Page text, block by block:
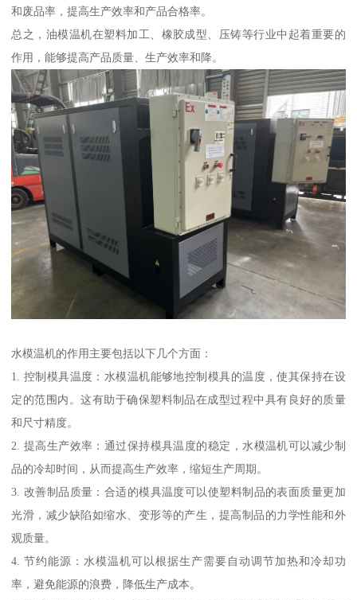
和废品率，提高生产效率和产品合格率。
总之，油模温机在塑料加工、橡胶成型、压铸等行业中起着重要的
作用，能够提高产品质量、生产效率和降。
水模温机的作用主要包括以下几个方面：
1. 控制模具温度：水模温机能够地控制模具的温度，使其保持在设
定的范围内。这有助于确保塑料制品在成型过程中具有良好的质量
和尺寸精度。
2. 提高生产效率：通过保持模具温度的稳定，水模温机可以减少制
品的冷却时间，从而提高生产效率，缩短生产周期。
3. 改善制品质量：合适的模具温度可以使塑料制品的表面质量更加
光滑，减少缺陷如缩水、变形等的产生，提高制品的力学性能和外
观质量。
4. 节约能源：水模温机可以根据生产需要自动调节加热和冷却功
率，避免能源的浪费，降低生产成本。